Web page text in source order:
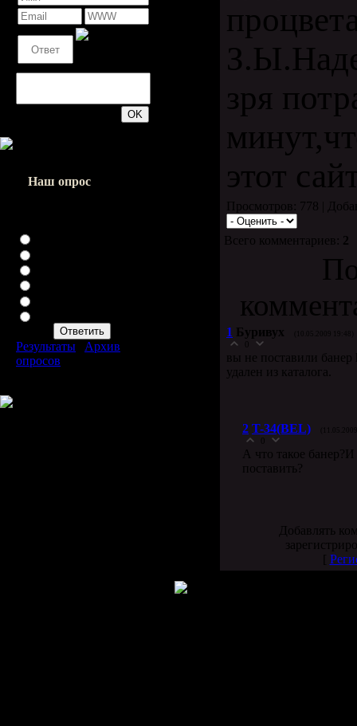
Наш опрос
Результаты
Архив
опросов
зря
этот
Просмотров: 778 |
Всего комментариев: 2
1 Буривух
0
вы не поставили
удален из каталога.
2 T-34(BEL)
0
А что такое
поставить?
Добавлять